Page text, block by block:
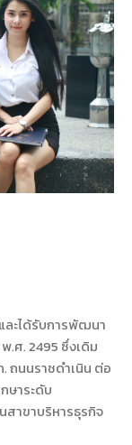
ละได้รับการพัฒนา
.ศ. 2495 ซึ่งเดิม
ถนนราชดำเนิน ต่อ
ษาระดับ
าขาบริหารธุรกิจ